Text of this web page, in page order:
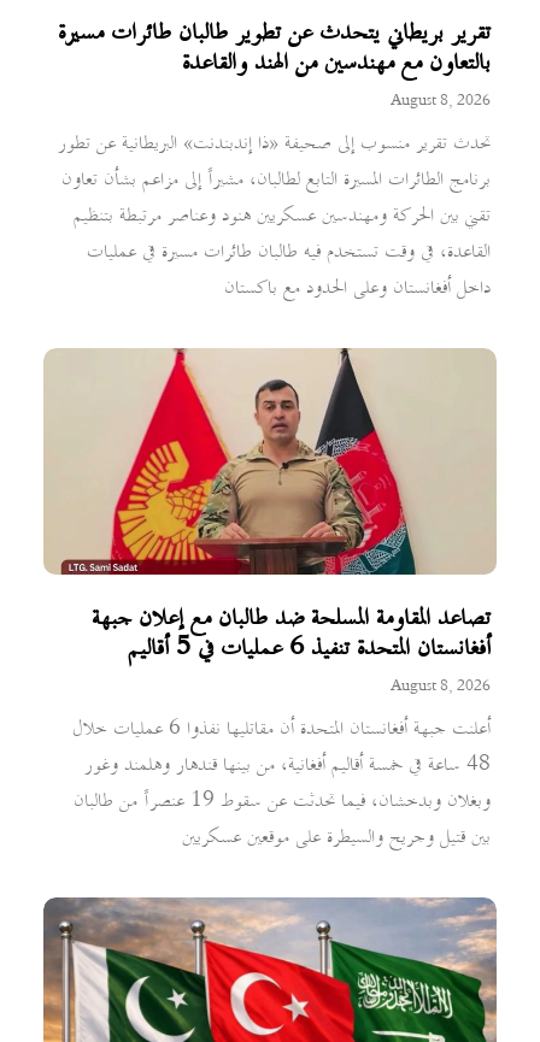
تقرير بريطاني يتحدث عن تطوير طالبان طائرات مسيرة
بالتعاون مع مهندسين من الهند والقاعدة
August 8, 2026
تحدث تقرير منسوب إلى صحيفة «ذا إندبندنت» البريطانية عن تطور
برنامج الطائرات المسيرة التابع لطالبان، مشيراً إلى مزاعم بشأن تعاون
تقني بين الحركة ومهندسين عسكريين هنود وعناصر مرتبطة بتنظيم
القاعدة، في وقت تستخدم فيه طالبان طائرات مسيرة في عمليات
داخل أفغانستان وعلى الحدود مع باكستان
تصاعد المقاومة المسلحة ضد طالبان مع إعلان جبهة
أفغانستان المتحدة تنفيذ 6 عمليات في 5 أقاليم
August 8, 2026
أعلنت جبهة أفغانستان المتحدة أن مقاتليها نفذوا 6 عمليات خلال
48 ساعة في خمسة أقاليم أفغانية، من بينها قندهار وهلمند وغور
وبغلان وبدخشان، فيما تحدثت عن سقوط 19 عنصراً من طالبان
بين قتيل وجريح والسيطرة على موقعين عسكريين